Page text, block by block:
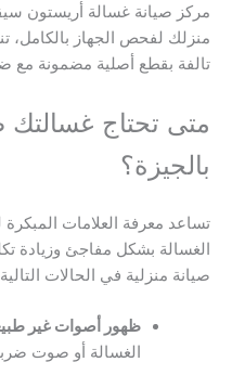
مركز صيانة غسالة أريستون
منزلك لفحص الجهاز
تالفة بقطع أصلية مضمونة مع
متى تحتاج غسالتك
بالجيزة؟
تساعد معرفة العلامات
الغسالة بشكل مفاجئ وزيادة
صيانة منزلية في الحالات
ظهور أصوات غير
الغسالة أو صوت